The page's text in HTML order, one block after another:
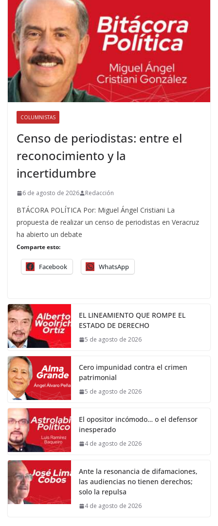
COLUMNISTAS
Censo de periodistas: entre el
reconocimiento y la
incertidumbre
6 de agosto de 2026 Redacción
BTÁCORA POLÍTICA Por: Miguel Ángel Cristiani La
propuesta de realizar un censo de periodistas en Veracruz
ha abierto un debate
Comparte esto:
Facebook WhatsApp
EL LINEAMIENTO QUE ROMPE EL
ESTADO DE DERECHO
5 de agosto de 2026
Cero impunidad contra el crimen
patrimonial
5 de agosto de 2026
El opositor incómodo… o el defensor
inesperado
4 de agosto de 2026
Ante la resonancia de difamaciones,
las audiencias no tienen derechos;
solo la repulsa
4 de agosto de 2026